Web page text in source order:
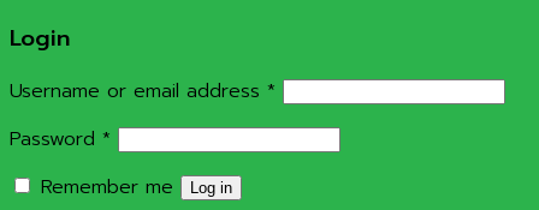
Login
Username or email address *
Password *
Remember me
Log in